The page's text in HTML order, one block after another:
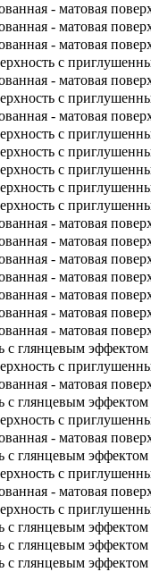
- матовая
- матовая
- матовая
с
- матовая
с
- матовая
с
с
с
с
с
- матовая
- матовая
- матовая
- матовая
- матовая
- матовая
- матовая
с глянцевым эффектом
с
- матовая
с глянцевым эффектом
с
- матовая
с глянцевым эффектом
с
- матовая
с
с глянцевым эффектом
с глянцевым эффектом
с глянцевым эффектом